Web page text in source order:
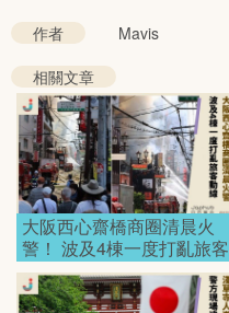
作者
Mavis
相關文章
大阪西心齋橋商圈清晨火
警！ 波及4棟一度打亂旅客
動線！